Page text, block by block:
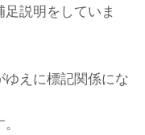
説明をしていま
ゆえに標記関係にな